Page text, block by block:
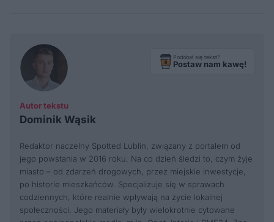
Autor tekstu
Dominik Wąsik
Podobał się tekst?
Postaw nam kawę!
Redaktor naczelny Spotted Lublin, związany z portalem od
jego powstania w 2016 roku. Na co dzień śledzi to, czym żyje
miasto – od zdarzeń drogowych, przez miejskie inwestycje,
po historie mieszkańców. Specjalizuje się w sprawach
codziennych, które realnie wpływają na życie lokalnej
społeczności. Jego materiały były wielokrotnie cytowane